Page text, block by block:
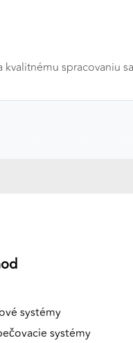
systémy
systémy